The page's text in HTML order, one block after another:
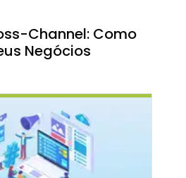
Channel: Como
Negócios